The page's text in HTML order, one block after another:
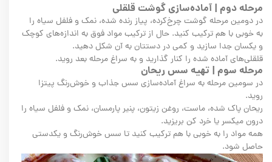
مرحله دوم | آماده‌سازی گوشت قلقلی
در دومین مرحله گوشت چرخ‌کرده، پیاز رنده شده، نمک و فلفل سیاه را
به خوبی با هم ترکیب کنید. حال از ترکیب مواد فوق به اندازه‌های کوچک
و یکسان جدا سازید و کمی در دستتان به آن شکل دهید.
قلقلی‌های آماده شده را کنار گذارید و به سراغ مرحله بعد روید.
مرحله سوم | تهیه سس ریحان
در سومین مرحله به سراغ آماده‌سازی سس جذاب و خوش‌رنگ پیتزا
روید.
ریحان پاک شده، ماست، روغن زیتون، پنیر پارمسان، نمک و فلفل سیاه را
درون میکسر یا خرد کن بریزید.
همه مواد را به خوبی با هم ترکیب کنید تا سس خوش‌رنگ و یکدستی
حاصل شود.